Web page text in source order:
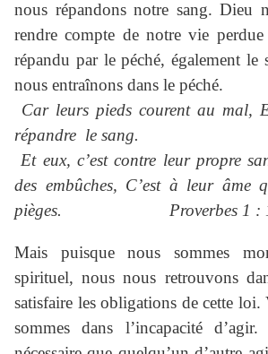
nous répandons notre sang. Dieu
rendre compte de notre vie
répandu par le péché, également le
nous entraînons dans le péché.
Car leurs pieds courent au mal,
répandre le sang.
Et eux, c’est contre leur propre
des embûches, C’est à leur âme
pièges. Proverbes 1 :
Mais puisque nous sommes
spirituel, nous nous retrouvons
satisfaire les obligations de cette
sommes dans l’incapacité